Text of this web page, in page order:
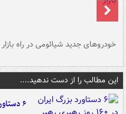
خودروهای جدید شیائومی در راه بازار
این مطالب را از دست ندهید....
۶ دستاورد بزرگ ایران در ۱۶۰ روز رهبری رهبر انقلاب